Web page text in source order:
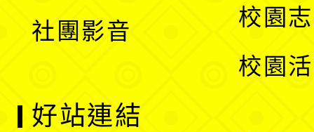
社團影音
校園
校園
好站連結